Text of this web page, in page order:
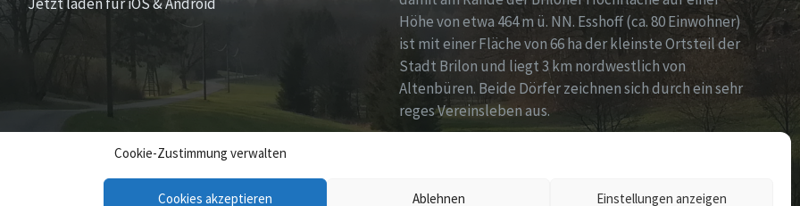
Cookie-Zustimmung verwalten
Cookies akzeptieren Ablehnen Einstellungen anzeigen
Höhe von etwa 464 m ü. NN. Esshoff (ca. 80 Einwohner)
ist mit einer Fläche von 66 ha der kleinste Ortsteil der
Stadt Brilon und liegt 3 km nordwestlich von
Altenbüren. Beide Dörfer zeichnen sich durch ein sehr
reges Vereinsleben aus.